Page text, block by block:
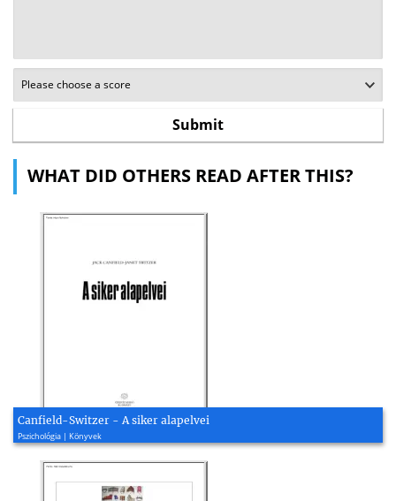
WHAT DID OTHERS READ AFTER THIS?
Canfield-Switzer - A siker alapelvei
Pszichológia | Könyvek